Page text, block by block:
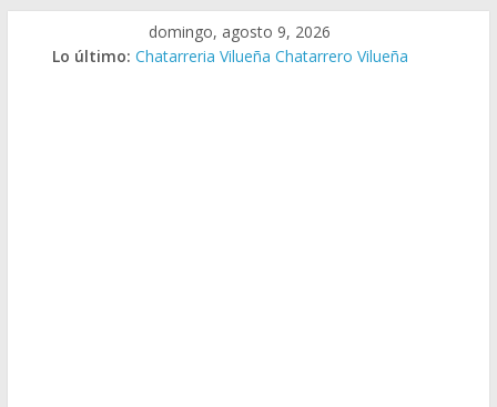
domingo, agosto 9, 2026
Lo último: Chatarreria Vilueña Chatarrero Vilueña